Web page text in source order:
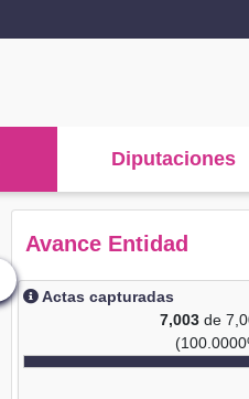
Diputaciones
Avance Entidad
Actas capturadas
7,003 de